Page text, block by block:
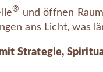
® und öffnen
ans Licht, was
Strategie,